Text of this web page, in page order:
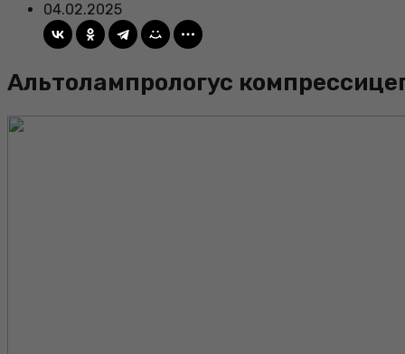
04.02.2025
Альтолампрологус